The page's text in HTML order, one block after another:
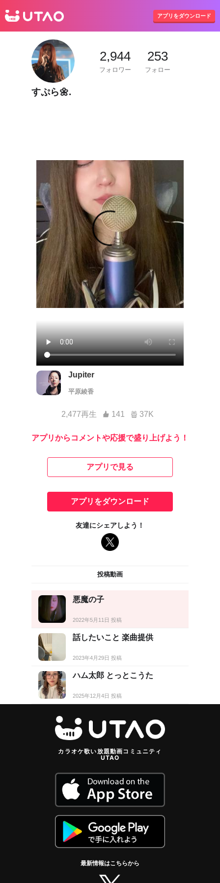
アプリをダウンロード
2,944
フォロワー
253
フォロー
すぷら🌼.
Jupiter
平原綾香
2,477再生 141 37K
アプリからコメントや応援で盛り上げよう！
アプリで見る
アプリをダウンロード
友達にシェアしよう！
投稿動画
悪魔の子
2022年5月11日 投稿
話したいこと 楽曲提供
2023年4月29日 投稿
ハム太郎 とっとこうた
2025年12月4日 投稿
カラオケ歌い放題動画コミュニティ
UTAO
最新情報はこちらから